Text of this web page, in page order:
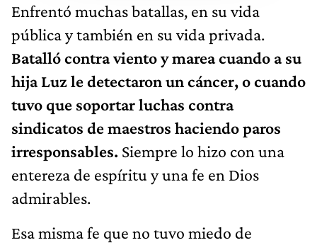
Enfrentó muchas batallas, en su vida
pública y también en su vida privada.
Batalló contra viento y marea cuando a su
hija Luz le detectaron un cáncer, o cuando
tuvo que soportar luchas contra
sindicatos de maestros haciendo paros
irresponsables. Siempre lo hizo con una
entereza de espíritu y una fe en Dios
admirables.
Esa misma fe que no tuvo miedo de